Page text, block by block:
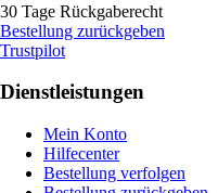
30 Tage Rückgaberecht
Bestellung zurückgeben
Trustpilot
Dienstleistungen
Mein Konto
Hilfecenter
Bestellung verfolgen